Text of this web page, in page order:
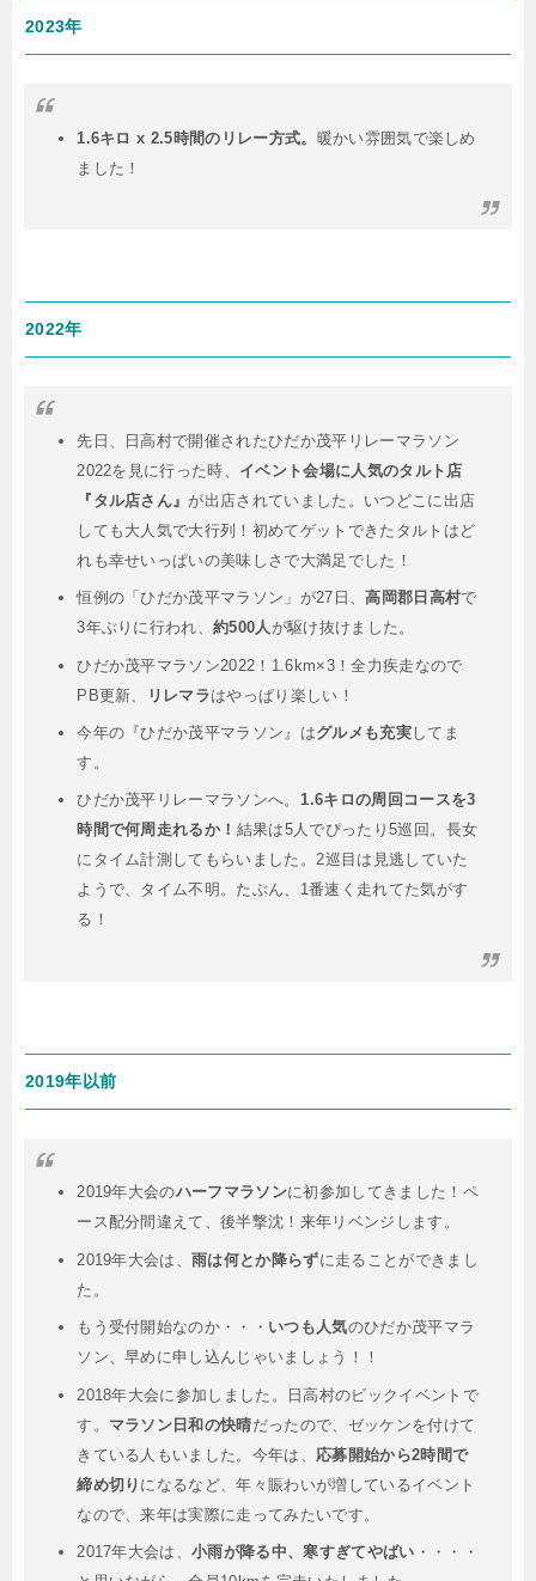
2023年
1.6キロ x 2.5時間のリレー方式。 暖かい雰囲気で楽しめ
ました！
2022年
先日、日高村で開催されたひだか茂平リレーマラソン
2022を見に行った時、 イベント会場に人気のタルト店
『タル店さん』 が出店されていました。いつどこに出店
しても大人気で大行列！初めてゲットできたタルトはど
れも幸せいっぱいの美味しさで大満足でした！
恒例の「ひだか茂平マラソン」が27日、高岡郡日高村で
3年ぶりに行われ、約500人 が駆け抜けました。
ひだか茂平マラソン2022！1.6km×3！全力疾走なので
PB更新、
リレマラはやっぱり楽しい！
今年の『ひだか茂平マラソン』はグルメも充実してま
す。
ひだか茂平リレーマラソンへ。 ⁡⁡1.6キロの周回コースを3
時間で何周走れるか！⁡ 結果は5人でぴったり5巡回。⁡⁡長女
にタイム計測してもらいました。⁡2巡目は見逃していた
ようで、タイム不明。たぶん、1番速く走れてた気がす
る！⁡
2019年以前
2019年大会のハーフマラソンに初参加してきました！ペ
ース配分間違えて、後半撃沈！来年リベンジします。
2019年大会は、雨は何とか降らずに走ることができまし
た。
もう受付開始なのか・・・ いつも人気のひだか茂平マラ
ソン、早めに申し込んじゃいましょう！！
2018年大会に参加しました。日高村のビックイベントで
す。 マラソン日和の快晴だったので、ゼッケンを付けて
きている人もいました。今年は、 応募開始から2時間で
締め切り になるなど、年々賑わいが増しているイベント
なので、来年は実際に走ってみたいです。
2017年大会は、小雨が降る中、寒すぎてやばい ・・・・